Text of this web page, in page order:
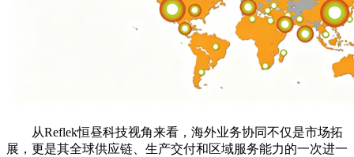
从Reflek恒昼科技视角来看，海外业务协同不仅是市场拓
展，更是其全球供应链、生产交付和区域服务能力的一次进一